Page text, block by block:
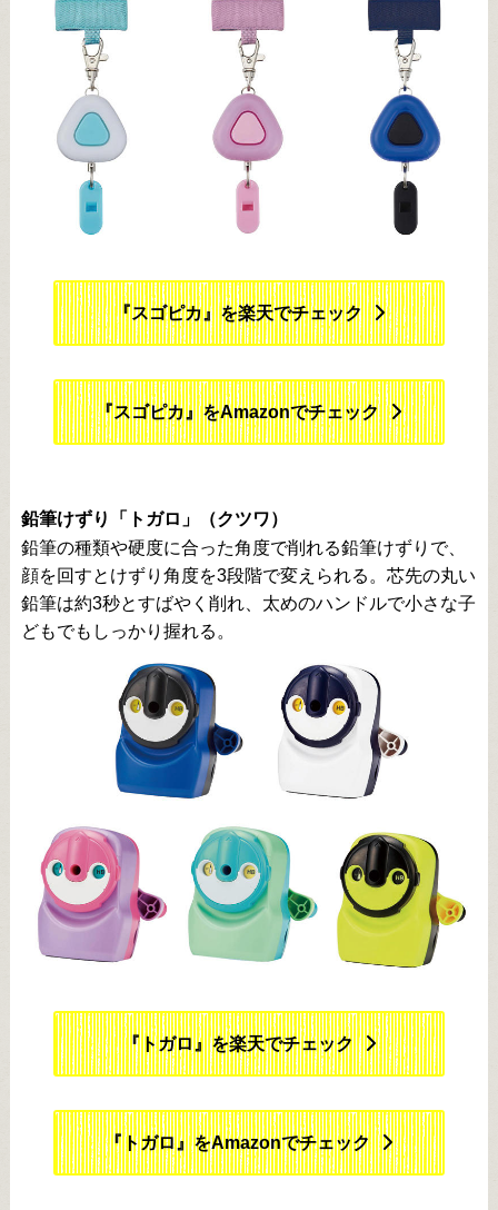
『スゴピカ』を楽天でチェック
『スゴピカ』をAmazonでチェック
鉛筆けずり「トガロ」（クツワ）
鉛筆の種類や硬度に合った角度で削れる鉛筆けずりで、
顔を回すとけずり角度を3段階で変えられる。芯先の丸い
鉛筆は約3秒とすばやく削れ、太めのハンドルで小さな子
どもでもしっかり握れる。
『トガロ』を楽天でチェック
『トガロ』をAmazonでチェック